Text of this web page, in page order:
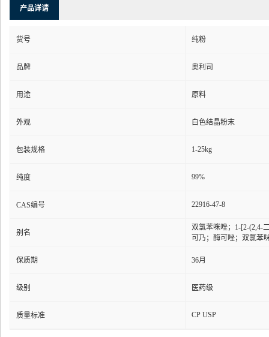
产品详请
货号 纯粉
品牌 奥利司
用途 原料
外观 白色结晶粉末
包装规格 1-25kg
纯度 99%
CAS编号 22916-47-8
别名
双氯苯咪唑；1-[2-(2,4-
可乃；酶可唑；双氯苯
保质期 36月
级别 医药级
质量标准 CP USP